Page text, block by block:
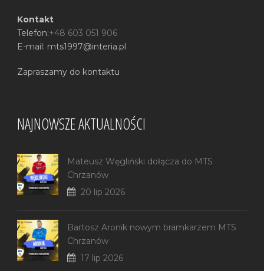
Kontakt
Telefon:+48 603 051 906
E-mail: mts1997@interia.pl
Zapraszamy do kontaktu
NAJNOWSZE AKTUALNOŚCI
Mateusz Węgliński dołącza do MTS
Chrzanów
20 lip 2026
Bartosz Aronik nowym bramkarzem MTS
Chrzanów
17 lip 2026